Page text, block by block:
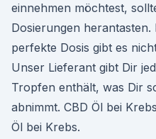
einnehmen möchtest,
Dosierungen
perfekte Dosis gibt es
Unser Lieferant gibt Dir
Tropfen enthält, was Dir
abnimmt. CBD Öl bei
Öl bei Krebs.